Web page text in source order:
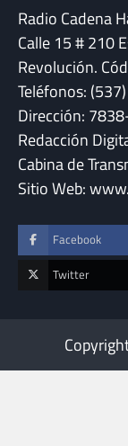
Radio Cadena
Calle 15 # 210
Revolución.
Teléfonos:
Dirección:
Redacción
Cabina de
Sitio Web:
Facebook
Twitter